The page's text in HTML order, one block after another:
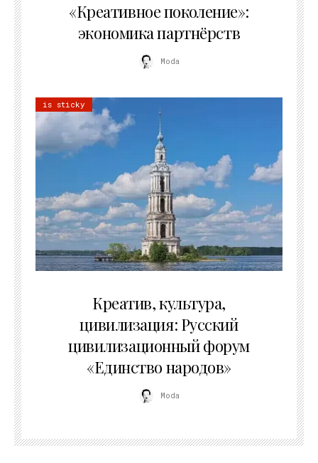
«Креативное поколение»:
экономика партнёрств
Moda
is sticky
Креатив, культура,
цивилизация: Русский
цивилизационный форум
«Единство народов»
Moda